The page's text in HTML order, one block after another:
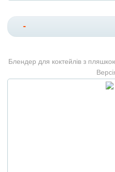
-
Блендер для коктейлів з